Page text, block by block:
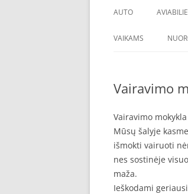
AUTO
VAIKAMS
SEO
Vairavimo
Vairavimo
Mūsų šalyje
išmokti vairuoti
nes sostinėje
maža.
Ieškodami